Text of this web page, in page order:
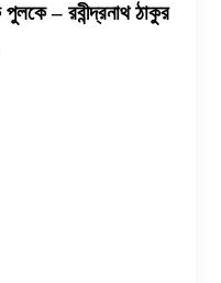
– রবীন্দ্রনাথ ঠাকুর